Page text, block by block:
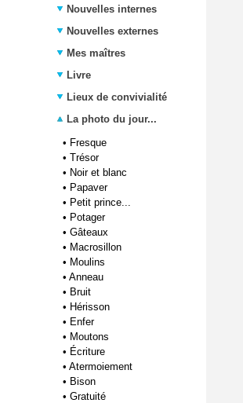
Nouvelles internes
Nouvelles externes
Mes maîtres
Livre
Lieux de convivialité
La photo du jour...
• Fresque
• Trésor
• Noir et blanc
• Papaver
• Petit prince...
• Potager
• Gâteaux
• Macrosillon
• Moulins
• Anneau
• Bruit
• Hérisson
• Enfer
• Moutons
• Écriture
• Atermoiement
• Bison
• Gratuité